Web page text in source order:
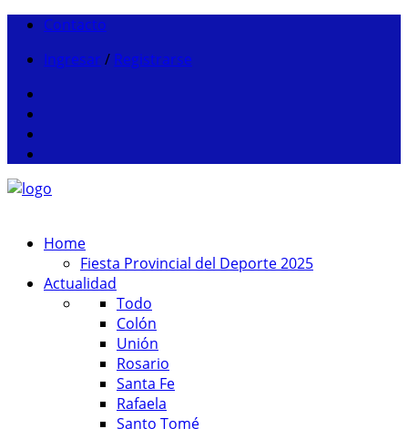
Contacto
Ingresar / Registrarse
Home
Fiesta Provincial del Deporte 2025
Actualidad
Todo
Colón
Unión
Rosario
Santa Fe
Rafaela
Santo Tomé